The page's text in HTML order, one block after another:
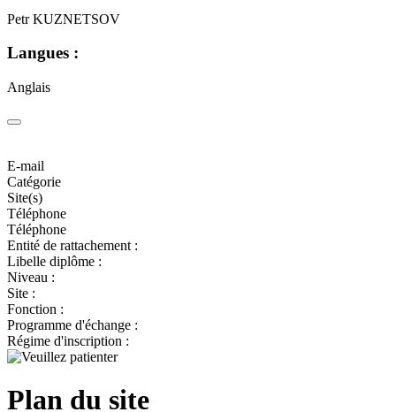
Petr KUZNETSOV
Langues :
Anglais
E-mail
Catégorie
Site(s)
Téléphone
Téléphone
Entité de rattachement :
Libelle diplôme :
Niveau :
Site :
Fonction :
Programme d'échange :
Régime d'inscription :
Plan du site